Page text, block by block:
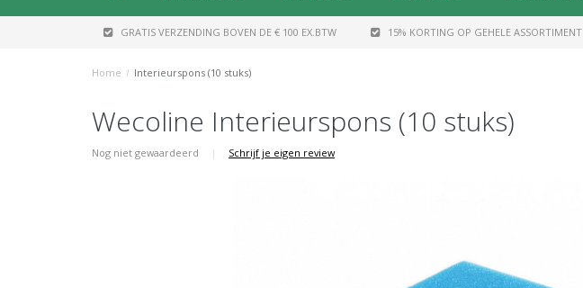
GRATIS VERZENDING BOVEN DE € 100 EX.BTW 15% KORTING OP GEHELE ASSORTIMENT
Home / Interieurspons (10 stuks)
Wecoline Interieurspons (10 stuks)
Nog niet gewaardeerd | Schrijf je eigen review